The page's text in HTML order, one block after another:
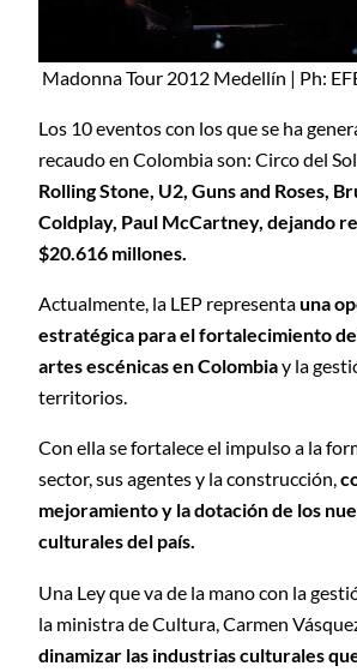
Madonna Tour 2012 Medellín | Ph:
Los 10 eventos con los que se ha
recaudo en Colombia son: Circo del
Rolling Stone, U2, Guns and Roses,
Coldplay, Paul McCartney, dejando
$20.616 millones.
Actualmente, la LEP representauna
estratégica para el fortalecimiento
artes escénicas en Colombiay la
territorios.
Con ella se fortalece el impulso a la
sector, sus agentes y la construcción,
mejoramiento y la dotación de los
culturales del país.
Una Ley que va de la mano con la
la ministra de Cultura, Carmen
dinamizar las industrias culturales